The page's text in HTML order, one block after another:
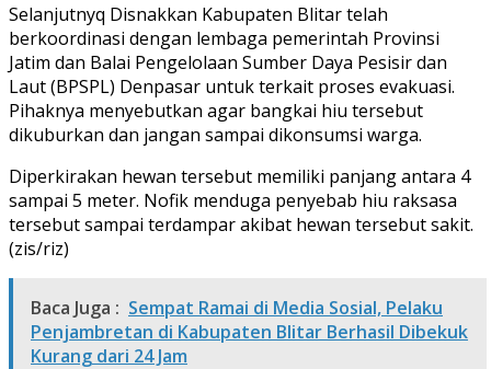
Selanjutnyq Disnakkan Kabupaten Blitar telah
berkoordinasi dengan lembaga pemerintah Provinsi
Jatim dan Balai Pengelolaan Sumber Daya Pesisir dan
Laut (BPSPL) Denpasar untuk terkait proses evakuasi.
Pihaknya menyebutkan agar bangkai hiu tersebut
dikuburkan dan jangan sampai dikonsumsi warga.
Diperkirakan hewan tersebut memiliki panjang antara 4
sampai 5 meter. Nofik menduga penyebab hiu raksasa
tersebut sampai terdampar akibat hewan tersebut sakit.
(zis/riz)
Baca Juga : Sempat Ramai di Media Sosial, Pelaku
Penjambretan di Kabupaten Blitar Berhasil Dibekuk
Kurang dari 24 Jam